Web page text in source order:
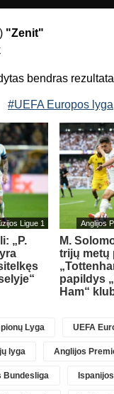
"Zenit"
bendras
#UEFA Europos lyga
Ligue 1
„P.
Anglijos
M.
trijų metų
papildys
Ham“
Lyga UEFA
lyga Anglijos
Bundesliga